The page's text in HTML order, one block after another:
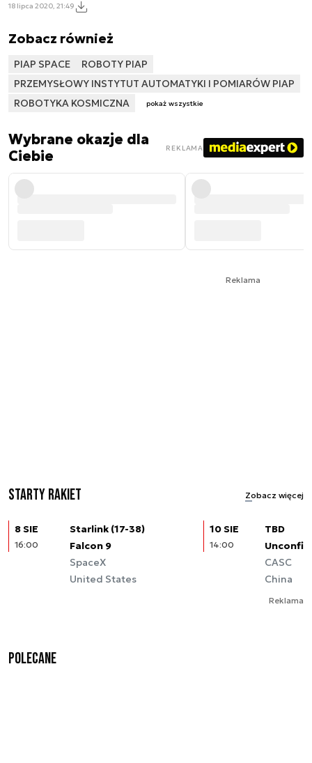
18 lipca 2020, 21:49
Zobacz również
PIAP SPACE
ROBOTY PIAP
PRZEMYSŁOWY INSTYTUT AUTOMATYKI I POMIARÓW PIAP
ROBOTYKA KOSMICZNA
pokaż wszystkie
Wybrane okazje dla
Ciebie
REKLAMA
Reklama
Starty rakiet Zobacz więcej
8 SIE
16:00
Starlink (17-38)
Falcon 9
SpaceX
United States
10 SIE
14:00
TBD
CASC
China
Reklama
Polecane